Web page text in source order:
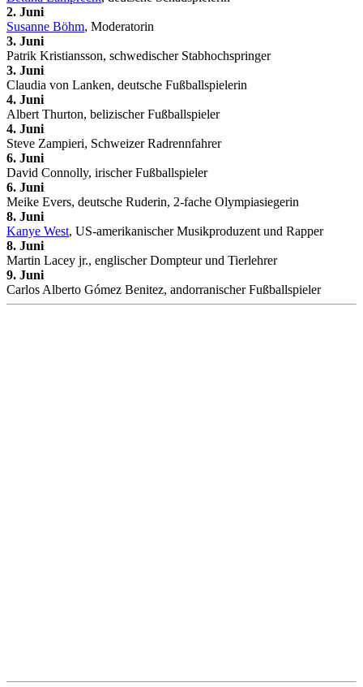
2. Juni
Susanne Böhm, Moderatorin
3. Juni
Patrik Kristiansson, schwedischer Stabhochspringer
3. Juni
Claudia von Lanken, deutsche Fußballspielerin
4. Juni
Albert Thurton, belizischer Fußballspieler
4. Juni
Steve Zampieri, Schweizer Radrennfahrer
6. Juni
David Connolly, irischer Fußballspieler
6. Juni
Meike Evers, deutsche Ruderin, 2-fache Olympiasiegerin
8. Juni
Kanye West, US-amerikanischer Musikproduzent und Rapper
8. Juni
Martin Lacey jr., englischer Dompteur und Tierlehrer
9. Juni
Carlos Alberto Gómez Benitez, andorranischer Fußballspieler